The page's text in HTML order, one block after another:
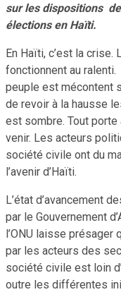
sur les dispositions
élections en Haïti.
En Haïti, c’est la
fonctionnent au
peuple est mécontent
de revoir à la hausse
est sombre. Tout porte
venir. Les acteurs
société civile ont du
l’avenir d’Haïti.
L’état d’avancement
par le Gouvernement
l’ONU laisse
par les acteurs des
société civile est loin
outre les différentes